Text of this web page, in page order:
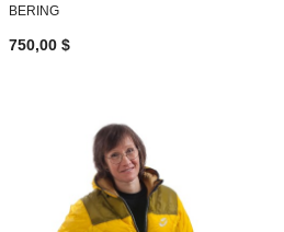
BERING
750,00 $